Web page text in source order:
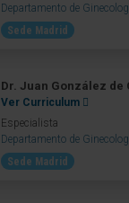
Departamento de
Sede Madrid
Dr. Juan González de
Ver Curriculum
Especialista
Departamento de
Sede Madrid